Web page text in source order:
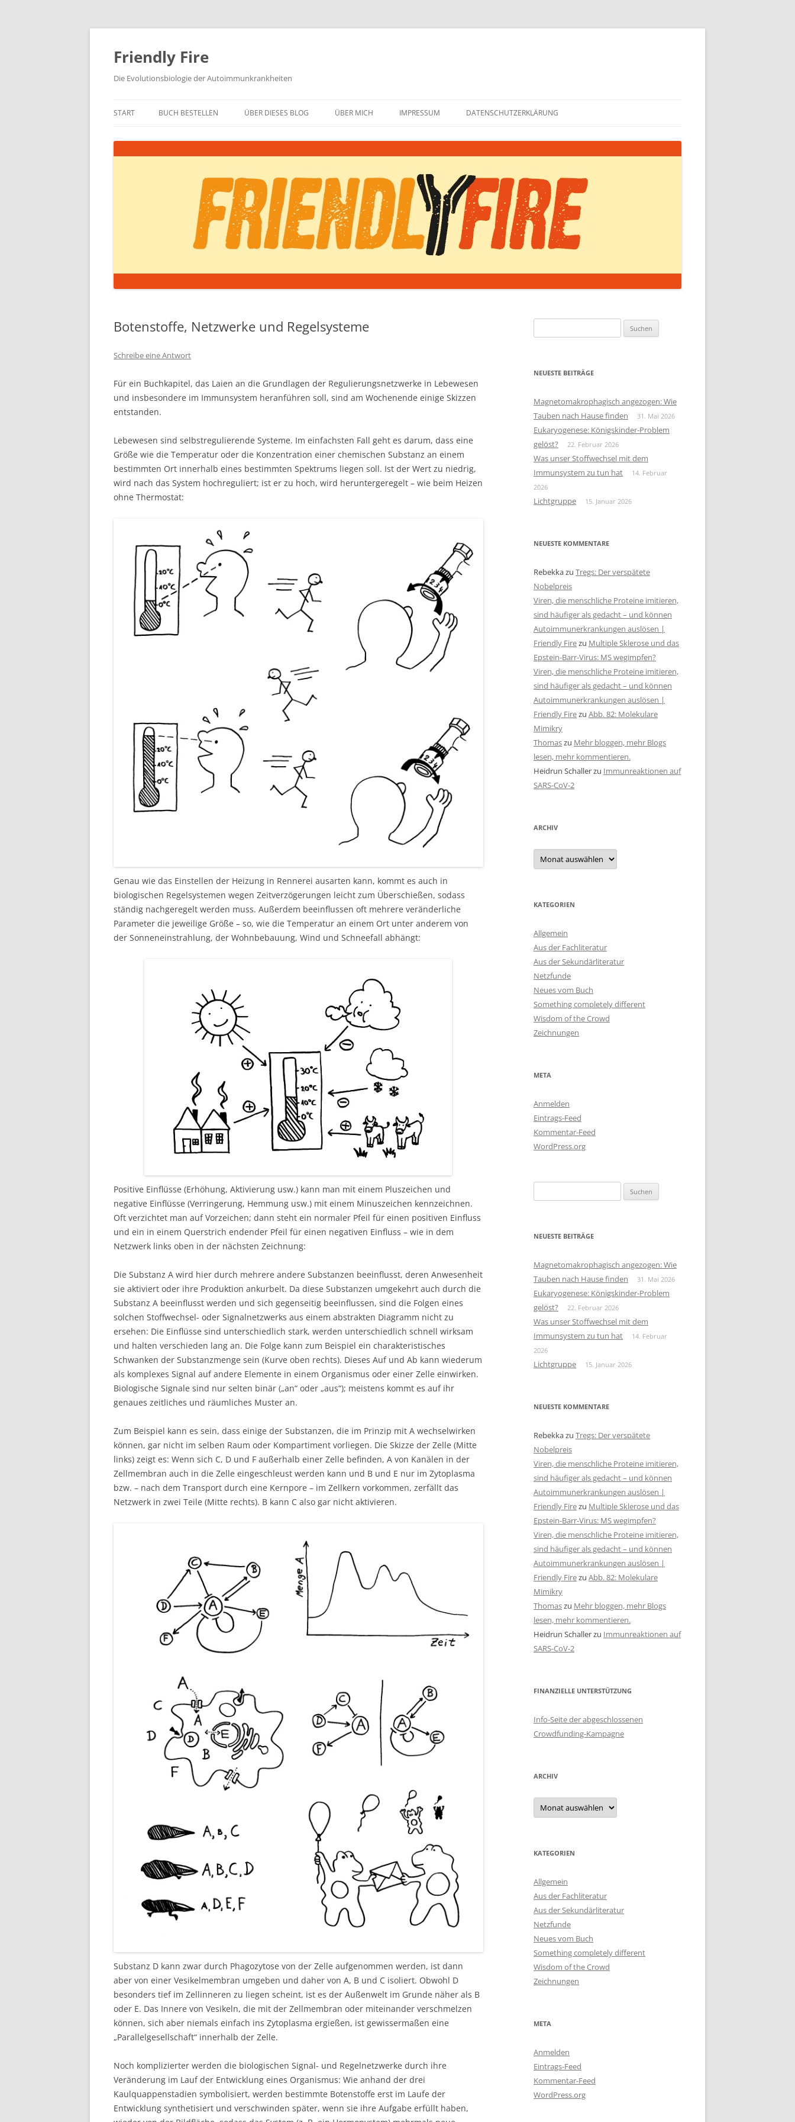
Zum
springen
Friendly Fire
Die Evolutionsbiologie der Autoimmunkrankheiten
START BUCH BESTELLEN ÜBER DIESES BLOG ÜBER MICH IMPRESSUM DATENSCHUTZERKLÄRUNG
Botenstoffe, Netzwerke und Regelsysteme
Schreibe eine Antwort
Für ein Buchkapitel, das Laien an die Grundlagen der Regulierungsnetzwerke in Lebewesen
und insbesondere im Immunsystem heranführen soll, sind am Wochenende einige Skizzen
entstanden.
Lebewesen sind selbstregulierende Systeme. Im einfachsten Fall geht es darum, dass eine
Größe wie die Temperatur oder die Konzentration einer chemischen Substanz an einem
bestimmten Ort innerhalb eines bestimmten Spektrums liegen soll. Ist der Wert zu niedrig,
wird nach das System hochreguliert; ist er zu hoch, wird heruntergeregelt – wie beim Heizen
ohne Thermostat:
Genau wie das Einstellen der Heizung in Rennerei ausarten kann, kommt es auch in
biologischen Regelsystemen wegen Zeitverzögerungen leicht zum Überschießen, sodass
ständig nachgeregelt werden muss. Außerdem beeinflussen oft mehrere veränderliche
Parameter die jeweilige Größe – so, wie die Temperatur an einem Ort unter anderem von
der Sonneneinstrahlung, der Wohnbebauung, Wind und Schneefall abhängt:
Positive Einflüsse (Erhöhung, Aktivierung usw.) kann man mit einem Pluszeichen und
negative Einflüsse (Verringerung, Hemmung usw.) mit einem Minuszeichen kennzeichnen.
Oft verzichtet man auf Vorzeichen; dann steht ein normaler Pfeil für einen positiven Einfluss
und ein in einem Querstrich endender Pfeil für einen negativen Einfluss – wie in dem
Netzwerk links oben in der nächsten Zeichnung:
Die Substanz A wird hier durch mehrere andere Substanzen beeinflusst, deren Anwesenheit
sie aktiviert oder ihre Produktion ankurbelt. Da diese Substanzen umgekehrt auch durch die
Substanz A beeinflusst werden und sich gegenseitig beeinflussen, sind die Folgen eines
solchen Stoffwechsel- oder Signalnetzwerks aus einem abstrakten Diagramm nicht zu
ersehen: Die Einflüsse sind unterschiedlich stark, werden unterschiedlich schnell wirksam
und halten verschieden lang an. Die Folge kann zum Beispiel ein charakteristisches
Schwanken der Substanzmenge sein (Kurve oben rechts). Dieses Auf und Ab kann wiederum
als komplexes Signal auf andere Elemente in einem Organismus oder einer Zelle einwirken.
Biologische Signale sind nur selten binär („an“ oder „aus“); meistens kommt es auf ihr
genaues zeitliches und räumliches Muster an.
Zum Beispiel kann es sein, dass einige der Substanzen, die im Prinzip mit A wechselwirken
können, gar nicht im selben Raum oder Kompartiment vorliegen. Die Skizze der Zelle (Mitte
links) zeigt es: Wenn sich C, D und F außerhalb einer Zelle befinden, A von Kanälen in der
Zellmembran auch in die Zelle eingeschleust werden kann und B und E nur im Zytoplasma
bzw. – nach dem Transport durch eine Kernpore – im Zellkern vorkommen, zerfällt das
Netzwerk in zwei Teile (Mitte rechts). B kann C also gar nicht aktivieren.
Substanz D kann zwar durch Phagozytose von der Zelle aufgenommen werden, ist dann
aber von einer Vesikelmembran umgeben und daher von A, B und C isoliert. Obwohl D
besonders tief im Zellinneren zu liegen scheint, ist es der Außenwelt im Grunde näher als B
oder E. Das Innere von Vesikeln, die mit der Zellmembran oder miteinander verschmelzen
können, sich aber niemals einfach ins Zytoplasma ergießen, ist gewissermaßen eine
„Parallelgesellschaft“ innerhalb der Zelle.
Noch komplizierter werden die biologischen Signal- und Regelnetzwerke durch ihre
Veränderung im Lauf der Entwicklung eines Organismus: Wie anhand der drei
Kaulquappenstadien symbolisiert, werden bestimmte Botenstoffe erst im Laufe der
Entwicklung synthetisiert und verschwinden später, wenn sie ihre Aufgabe erfüllt haben,
nach:
NEUESTE BEITRÄGE
Magnetomakrophagisch angezogen: Wie
Tauben nach Hause finden
31. Mai 2026
Eukaryogenese: Königskinder-Problem
gelöst?
22. Februar 2026
Was unser Stoffwechsel mit dem
Immunsystem zu tun hat
14. Februar
2026
Lichtgruppe 15. Januar 2026
NEUESTE KOMMENTARE
Rebekkazu Tregs: Der verspätete
Nobelpreis
Viren, die menschliche Proteine imitieren,
sind häufiger als gedacht – und können
Autoimmunerkrankungen auslösen |
Friendly Firezu Multiple Sklerose und das
Epstein-Barr-Virus: MS wegimpfen?
Viren, die menschliche Proteine imitieren,
sind häufiger als gedacht – und können
Autoimmunerkrankungen auslösen |
Friendly Firezu Abb. 82: Molekulare
Mimikry
Thomaszu Mehr bloggen, mehr Blogs
lesen, mehr kommentieren.
Heidrun Schallerzu Immunreaktionen auf
SARS-CoV-2
ARCHIV
Archiv
KATEGORIEN
Allgemein
Aus der Fachliteratur
Aus der Sekundärliteratur
Netzfunde
Neues vom Buch
Something completely different
Wisdom of the Crowd
Zeichnungen
META
Anmelden
Eintrags-Feed
Kommentar-Feed
WordPress.org
nach:
NEUESTE BEITRÄGE
Magnetomakrophagisch angezogen: Wie
Tauben nach Hause finden
31. Mai 2026
Eukaryogenese: Königskinder-Problem
gelöst?
22. Februar 2026
Was unser Stoffwechsel mit dem
Immunsystem zu tun hat
14. Februar
2026
Lichtgruppe 15. Januar 2026
NEUESTE KOMMENTARE
Rebekkazu Tregs: Der verspätete
Nobelpreis
Viren, die menschliche Proteine imitieren,
sind häufiger als gedacht – und können
Autoimmunerkrankungen auslösen |
Friendly Firezu Multiple Sklerose und das
Epstein-Barr-Virus: MS wegimpfen?
Viren, die menschliche Proteine imitieren,
sind häufiger als gedacht – und können
Autoimmunerkrankungen auslösen |
Friendly Firezu Abb. 82: Molekulare
Mimikry
Thomaszu Mehr bloggen, mehr Blogs
lesen, mehr kommentieren.
Heidrun Schallerzu Immunreaktionen auf
SARS-CoV-2
FINANZIELLE UNTERSTÜTZUNG
Info-Seite der abgeschlossenen
Crowdfunding-Kampagne
ARCHIV
Archiv
KATEGORIEN
Allgemein
Aus der Fachliteratur
Aus der Sekundärliteratur
Netzfunde
Neues vom Buch
Something completely different
Wisdom of the Crowd
Zeichnungen
META
Anmelden
Eintrags-Feed
Kommentar-Feed
WordPress.org